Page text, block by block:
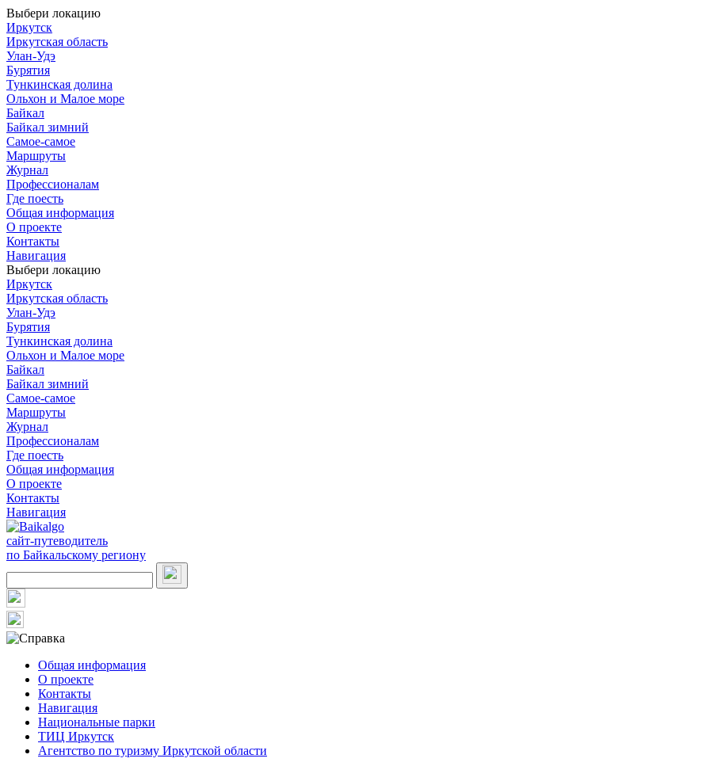
Выбери локацию
Иркутск
Иркутская область
Улан-Удэ
Бурятия
Тункинская долина
Ольхон и Малое море
Байкал
Байкал зимний
Самое-самое
Маршруты
Журнал
Профессионалам
Где поесть
Общая информация
О проекте
Контакты
Навигация
Выбери локацию
Иркутск
Иркутская область
Улан-Удэ
Бурятия
Тункинская долина
Ольхон и Малое море
Байкал
Байкал зимний
Самое-самое
Маршруты
Журнал
Профессионалам
Где поесть
Общая информация
О проекте
Контакты
Навигация
сайт-путеводитель
по Байкальскому региону
Общая информация
О проекте
Контакты
Навигация
Национальные парки
ТИЦ Иркутск
Агентство по туризму Иркутской области